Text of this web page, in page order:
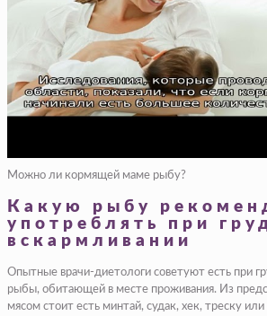
Можно ли кормящей маме рыбу?
Какую рыбу
употреблять при
вскармливании
Опытные врачи-диетологи советуют есть при
рыбы, обитающей в месте проживания. Из
мясом стоит есть минтай, судак, хек, треску